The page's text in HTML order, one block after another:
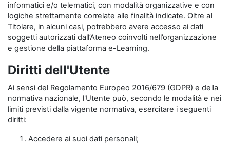
informatici e/o telematici, con modalità organizzative e con
logiche strettamente correlate alle finalità indicate. Oltre al
Titolare, in alcuni casi, potrebbero avere accesso ai dati
soggetti autorizzati dall’Ateneo coinvolti nell’organizzazione
e gestione della piattaforma e-Learning.
Diritti dell'Utente
Ai sensi del Regolamento Europeo 2016/679 (GDPR) e della
normativa nazionale, l'Utente può, secondo le modalità e nei
limiti previsti dalla vigente normativa, esercitare i seguenti
diritti:
Accedere ai suoi dati personali;